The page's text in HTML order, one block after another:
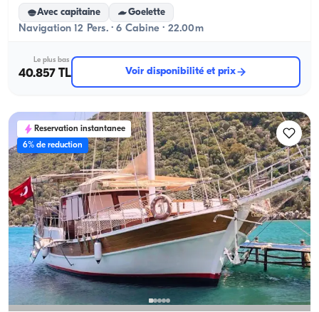
Avec capitaine Goelette
Navigation 12 Pers. · 6 Cabine · 22.00m
Le plus bas
40.857 TL Voir disponibilité et prix
Reservation instantanee
6% de reduction